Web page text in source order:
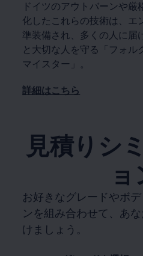
ドイツのアウトバーンや
化したこれらの技術は、エ
準装備され、多くの人に届
と大切な人を守る「フォル
マイスター」。
詳細はこちら
見積りシ
ョ
お好きなグレードやボ
ンを組み合わせて、あ
けましょう。